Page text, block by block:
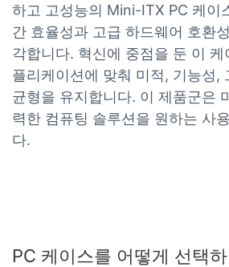
하고 고성능의 Mini-ITX PC 케이
간 효율성과 고급 하드웨어 호환
각합니다. 혁신에 중점을 둔 이 케
플리케이션에 맞춰 미적, 기능성,
균형을 유지합니다. 이 제품군은
력한 컴퓨팅 솔루션을 원하는 사
다.
PC 케이스를 어떻게 선택